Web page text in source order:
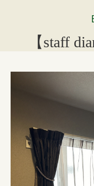
【staff